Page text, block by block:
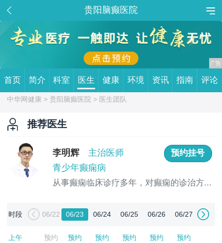
贵阳脑癫医院
首页 简介 科室 医生 健康 环境 资讯 指南 评论
中华网健康 >贵阳脑癫医院 > 医生团队
推荐医生
李明辉 主治医师 预约挂号
青少年癫痫病
从事癫痫临床诊疗多年，对癫痫的诊治方...
时段 06/22 06/23 06/24 06/25 06/26 06/27
上午 预约 预约 预约 预约 预约 预约